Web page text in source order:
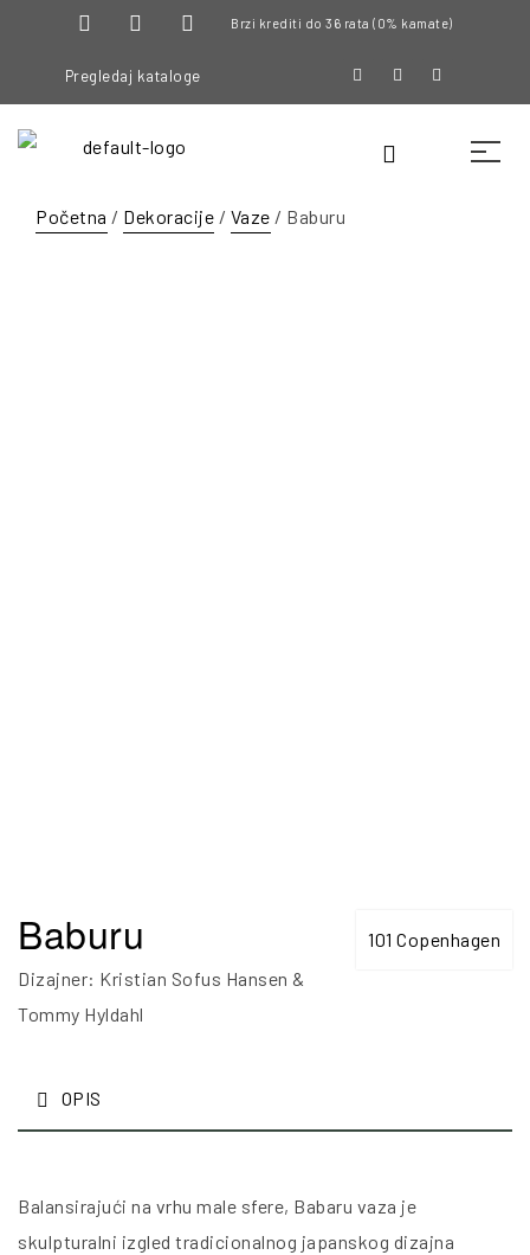
Brzi krediti do 36 rata (0% kamate)
Pregledaj kataloge
Početna / Dekoracije / Vaze / Baburu
101 Copenhagen
Baburu
Dizajner: Kristian Sofus Hansen &
Tommy Hyldahl
OPIS
Balansirajući na vrhu male sfere, Babaru vaza je
skulpturalni izgled tradicionalnog japanskog dizajna